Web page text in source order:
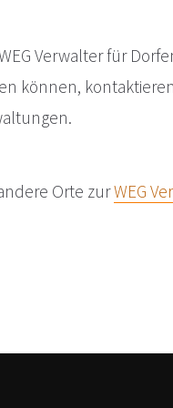
Verwalter für
können,
Orte zurWEG